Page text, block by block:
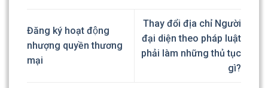
Đăng ký hoạt động
nhượng quyền thương
mại
Thay đổi địa chỉ Người
đại diện theo pháp luật
phải làm những thủ tục
gì?